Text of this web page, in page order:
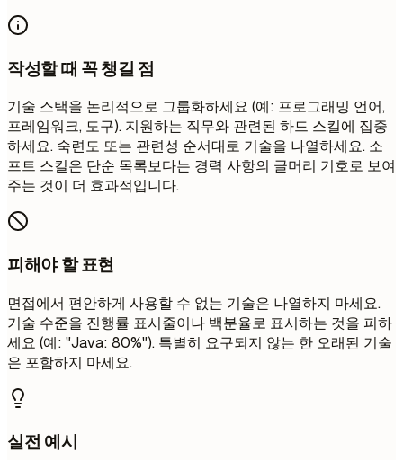
작성할 때 꼭 챙길 점
기술 스택을 논리적으로 그룹화하세요 (예: 프로그래밍 언어,
프레임워크, 도구). 지원하는 직무와 관련된 하드 스킬에 집중
하세요. 숙련도 또는 관련성 순서대로 기술을 나열하세요. 소
프트 스킬은 단순 목록보다는 경력 사항의 글머리 기호로 보여
주는 것이 더 효과적입니다.
피해야 할 표현
면접에서 편안하게 사용할 수 없는 기술은 나열하지 마세요.
기술 수준을 진행률 표시줄이나 백분율로 표시하는 것을 피하
세요 (예: "Java: 80%"). 특별히 요구되지 않는 한 오래된 기술
은 포함하지 마세요.
실전 예시